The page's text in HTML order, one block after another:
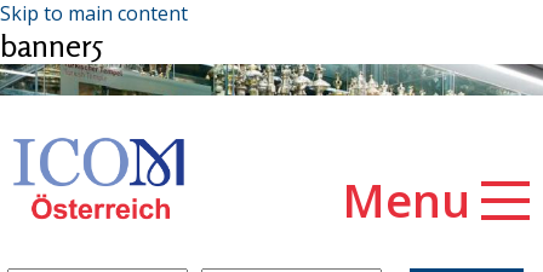
Skip to main content
banner5
Menu